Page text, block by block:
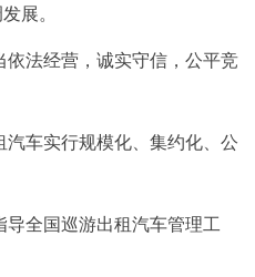
展。
法经营，诚实守信，公平竞
车实行规模化、集约化、公
全国巡游出租汽车管理工